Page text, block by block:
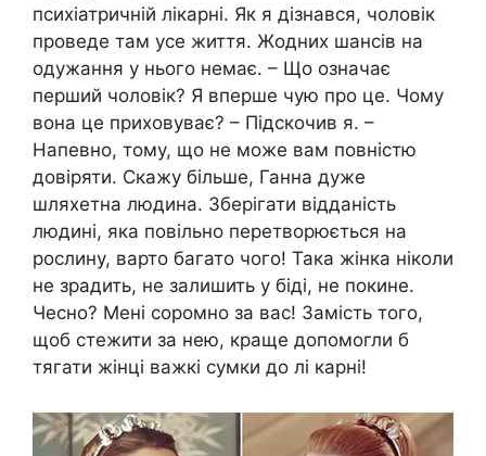
психіатричній лікарні. Як я дізнався, чоловік
проведе там усе життя. Жодних шансів на
одужання у нього немає. – Що означає
перший чоловік? Я вперше чую про це. Чому
вона це приховуває? – Підскочив я. –
Напевно, тому, що не може вам повністю
довіряти. Скажу більше, Ганна дуже
шляхетна людина. Зберігати відданість
людині, яка повільно перетворюється на
рослину, варто багато чого! Така жінка ніколи
не зрадить, не залишить у біді, не покине.
Чесно? Мені соромно за вас! Замість того,
щоб стежити за нею, краще допомогли б
тягати жінці важкі сумки до лі карні!